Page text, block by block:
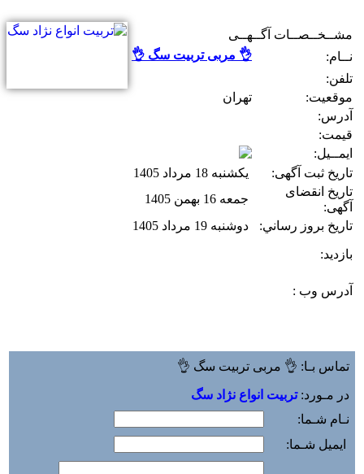
مشــخــصــات آگــهــی
نــام:
👌 مربی تربیت سگ 👌
تلفن:
موقعیت:
تهران
آدرس:
قیمت:
ایمــیل:
تاریخ ثبت آگهی:
یکشنبه 18 مرداد 1405
تاریخ انقضای
آگهی:
جمعه 16 بهمن 1405
تاريخ بروز رساني:
دوشنبه 19 مرداد 1405
بازديد:
آدرس وب :‌
تماس بـا: 👌 مربی تربیت سگ 👌
در مـورد:تربيت انواع نژاد سگ
نـام شـما:
ایمیل شـما: